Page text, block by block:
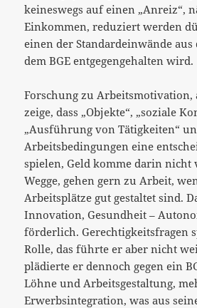
keineswegs auf einen „Anreiz“,
Einkommen, reduziert werden
einen der Standardeinwände
dem BGE entgegengehalten wird.
Forschung zu Arbeitsmotivation,
zeige, dass „Objekte“, „soziale
„Ausführung von Tätigkeiten“
Arbeitsbedingungen eine
spielen, Geld komme darin nicht
Wegge, gehen gern zu Arbeit,
Arbeitsplätze gut gestaltet sind.
Innovation, Gesundheit –
förderlich. Gerechtigkeitsfragen
Rolle, das führte er aber nicht
plädierte er dennoch gegen ein
Löhne und Arbeitsgestaltung,
Erwerbsintegration, was aus